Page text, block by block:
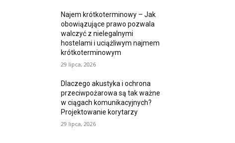
Najem krótkoterminowy – Jak
obowiązujące prawo pozwala
walczyć z nielegalnymi
hostelami i uciążliwym najmem
krótkoterminowym
29 lipca, 2026
Dlaczego akustyka i ochrona
przeciwpożarowa są tak ważne
w ciągach komunikacyjnych?
Projektowanie korytarzy
29 lipca, 2026